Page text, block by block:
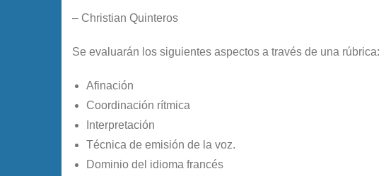
– Christian Quinteros
Se evaluarán los siguientes aspectos a través de una rúbrica:
Afinación
Coordinación rítmica
Interpretación
Técnica de emisión de la voz.
Dominio del idioma francés